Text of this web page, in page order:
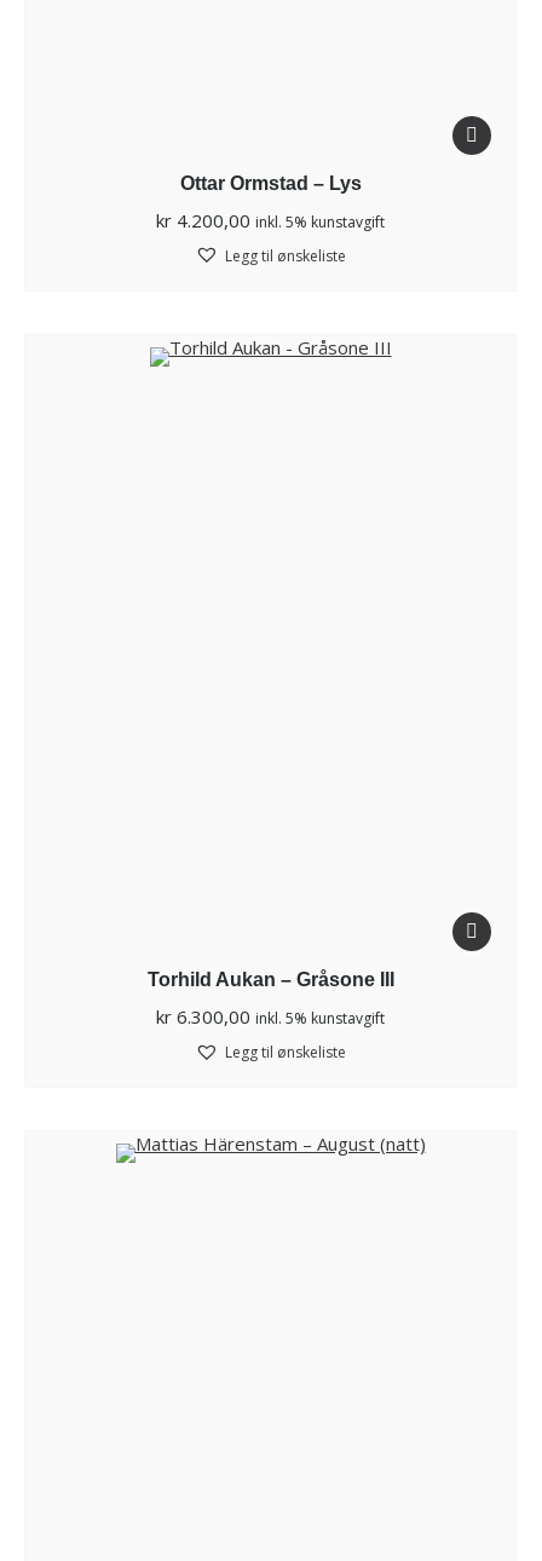
Ottar Ormstad – Lys
kr 4.200,00 inkl. 5% kunstavgift
Legg til ønskeliste
Torhild Aukan – Gråsone III
kr 6.300,00 inkl. 5% kunstavgift
Legg til ønskeliste